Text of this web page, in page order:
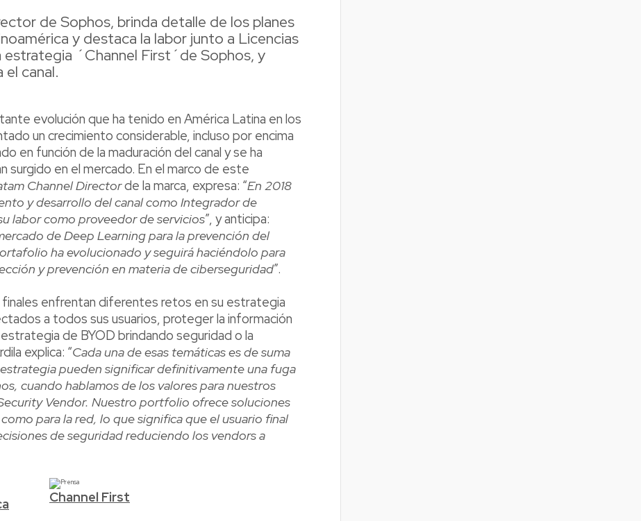
de Sophos, brinda detalle de los planes
y destaca la labor junto a Licencias
estrategia ´Channel First´de Sophos, y
canal.
evolución que ha tenido en América Latina en los
un crecimiento considerable, incluso por encima
en función de la maduración del canal y se ha
surgido en el mercado. En el marco de este
Channel Directorde la marca, expresa: “En 2018
y desarrollo del canal como Integrador de
labor como proveedor de servicios”, y anticipa:
de Deep Learning para la prevención del
ha evolucionado y seguirá haciéndolo para
y prevención en materia de ciberseguridad”.
enfrentan diferentes retos en su estrategia
a todos sus usuarios, proteger la información
de BYOD brindando seguridad o la
explica: “Cada una de esas temáticas es de suma
pueden significar definitivamente una fuga
cuando hablamos de los valores para nuestros
Vendor. Nuestro portfolio ofrece soluciones
para la red, lo que significa que el usuario final
de seguridad reduciendo los vendors a
Channel First